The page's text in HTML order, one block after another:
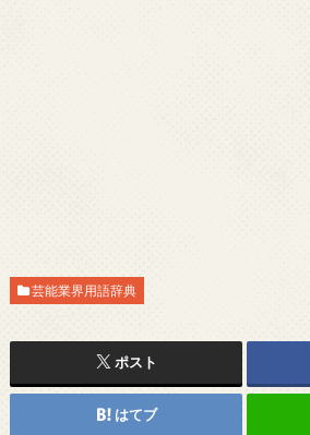
芸能業界用語辞典
ポスト
はてブ